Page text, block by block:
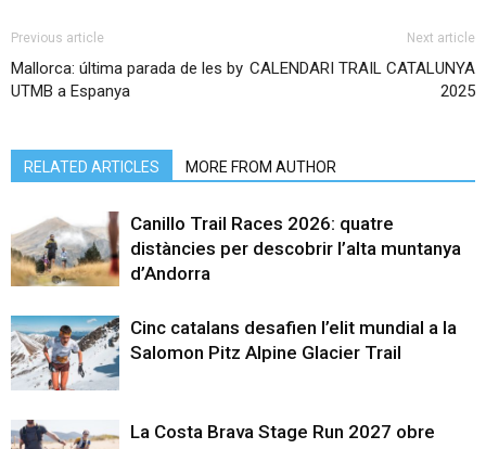
Previous article
Mallorca: última parada de les by
UTMB a Espanya
Next article
CALENDARI TRAIL CATALUNYA
2025
RELATED ARTICLES MORE FROM AUTHOR
Canillo Trail Races 2026: quatre
distàncies per descobrir l’alta muntanya
d’Andorra
Cinc catalans desafien l’elit mundial a la
Salomon Pitz Alpine Glacier Trail
La Costa Brava Stage Run 2027 obre